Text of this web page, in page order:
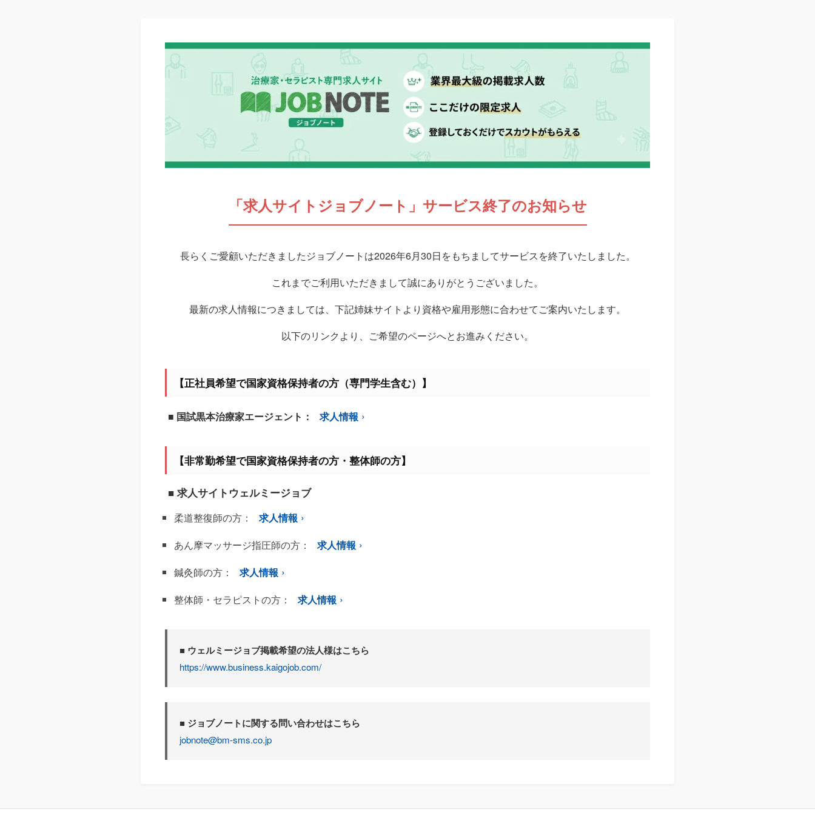
「求人サイトジョブノート」サービス終了のお知らせ
長らくご愛顧いただきましたジョブノートは2026年6月30日をもちましてサービスを終了いたしました。
これまでご利用いただきまして誠にありがとうございました。
最新の求人情報につきましては、下記姉妹サイトより資格や雇用形態に合わせてご案内いたします。
以下のリンクより、ご希望のページへとお進みください。
【正社員希望で国家資格保持者の方（専門学生含む）】
■ 国試黒本治療家エージェント： 求人情報
【非常勤希望で国家資格保持者の方・整体師の方】
■ 求人サイトウェルミージョブ
柔道整復師の方：
求人情報
あん摩マッサージ指圧師の方：
求人情報
鍼灸師の方：
求人情報
整体師・セラピストの方：
求人情報
■ ウェルミージョブ掲載希望の法人様はこちら
https://www.business.kaigojob.com/
■ ジョブノートに関する問い合わせはこちら
jobnote@bm-sms.co.jp